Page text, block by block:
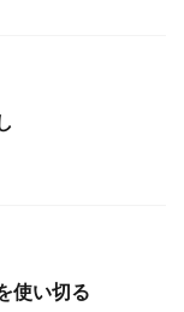
使い切る